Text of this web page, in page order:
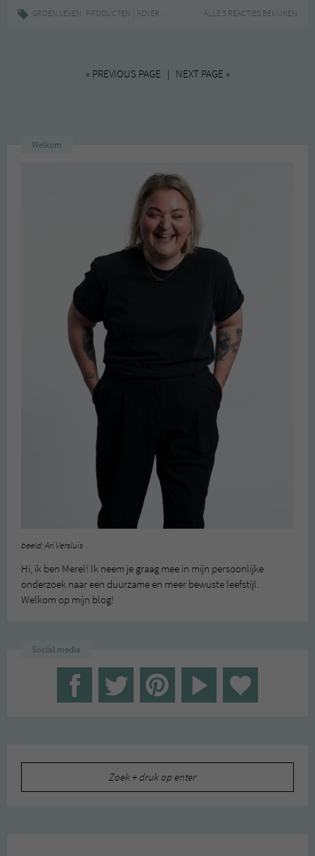
GROEN LEVEN, PRODUCTEN ADVERTORIAL FONQ.NL, PANNENWEBSHOP,
ALLE 5 REACTIES BEKIJKEN
« PREVIOUS PAGE | NEXT PAGE »
Welkom
beeld: Ari Versluis
Hi, ik ben Merel! Ik neem je graag mee in mijn persoonlijke
onderzoek naar een duurzame en meer bewuste leefstijl.
Welkom op mijn blog!
Social media